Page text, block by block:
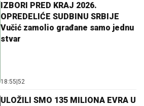
IZBORI PRED KRAJ 2026.
OPREDELIĆE SUDBINU SRBIJE
Vučić zamolio građane samo jednu
stvar
18:55 52
ULOŽILI SMO 135 MILIONA EVRA U